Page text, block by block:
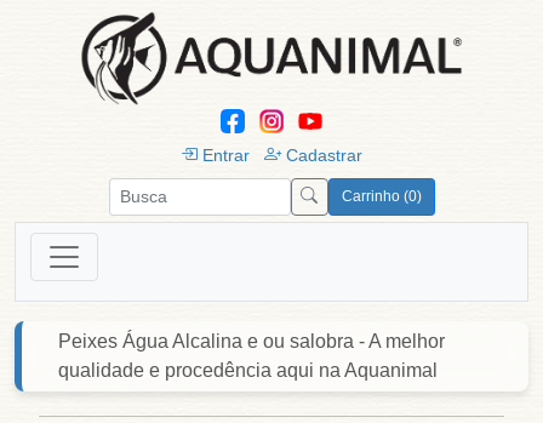
Entrar Cadastrar
Carrinho (0)
Peixes Água Alcalina e ou salobra - A melhor
qualidade e procedência aqui na Aquanimal